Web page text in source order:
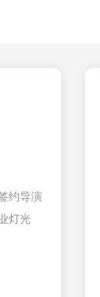
约导演
灯光